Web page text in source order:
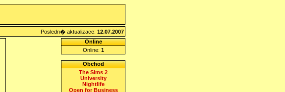
Posledn� aktualizace: 12.07.2007
Online
Online: 1
Obchod
The Sims 2
University
Nightlife
Open for Business